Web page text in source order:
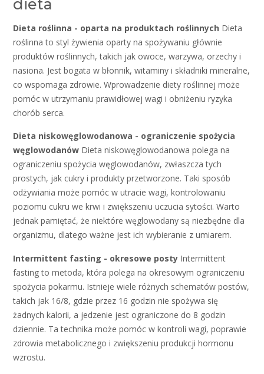
dieta
Dieta roślinna - oparta na produktach roślinnych Dieta
roślinna to styl żywienia oparty na spożywaniu głównie
produktów roślinnych, takich jak owoce, warzywa, orzechy i
nasiona. Jest bogata w błonnik, witaminy i składniki mineralne,
co wspomaga zdrowie. Wprowadzenie diety roślinnej może
pomóc w utrzymaniu prawidłowej wagi i obniżeniu ryzyka
chorób serca.
Dieta niskowęglowodanowa - ograniczenie spożycia
węglowodanów Dieta niskowęglowodanowa polega na
ograniczeniu spożycia węglowodanów, zwłaszcza tych
prostych, jak cukry i produkty przetworzone. Taki sposób
odżywiania może pomóc w utracie wagi, kontrolowaniu
poziomu cukru we krwi i zwiększeniu uczucia sytości. Warto
jednak pamiętać, że niektóre węglowodany są niezbędne dla
organizmu, dlatego ważne jest ich wybieranie z umiarem.
Intermittent fasting - okresowe posty Intermittent
fasting to metoda, która polega na okresowym ograniczeniu
spożycia pokarmu. Istnieje wiele różnych schematów postów,
takich jak 16/8, gdzie przez 16 godzin nie spożywa się
żadnych kalorii, a jedzenie jest ograniczone do 8 godzin
dziennie. Ta technika może pomóc w kontroli wagi, poprawie
zdrowia metabolicznego i zwiększeniu produkcji hormonu
wzrostu.